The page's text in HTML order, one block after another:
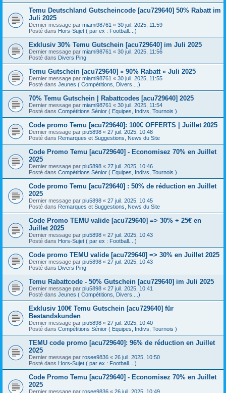
Temu Deutschland Gutscheincode [acu729640] 50% Rabatt im
Juli 2025
Dernier message par miami98761 « 30 juil. 2025, 11:59
Posté dans Hors-Sujet ( par ex : Football....)
Exklusiv 30% Temu Gutschein [acu729640] im Juli 2025
Dernier message par miami98761 « 30 juil. 2025, 11:56
Posté dans Divers Ping
Temu Gutschein [acu729640] » 90% Rabatt « Juli 2025
Dernier message par miami98761 « 30 juil. 2025, 11:55
Posté dans Jeunes ( Compétitions, Divers....)
70% Temu Gutschein | Rabattcodes [acu729640] 2025
Dernier message par miami98761 « 30 juil. 2025, 11:54
Posté dans Compétitions Sénior ( Equipes, Indivs, Tournois )
Code promo Temu [acu729640]: 100€ OFFERTS | Juillet 2025
Dernier message par piu5898 « 27 juil. 2025, 10:48
Posté dans Remarques et Suggestions, News du Site
Code Promo Temu [acu729640] - Economisez 70% en Juillet
2025
Dernier message par piu5898 « 27 juil. 2025, 10:46
Posté dans Compétitions Sénior ( Equipes, Indivs, Tournois )
Code promo Temu [acu729640] : 50% de réduction en Juillet
2025
Dernier message par piu5898 « 27 juil. 2025, 10:45
Posté dans Remarques et Suggestions, News du Site
Code Promo TEMU valide [acu729640] => 30% + 25€ en
Juillet 2025
Dernier message par piu5898 « 27 juil. 2025, 10:43
Posté dans Hors-Sujet ( par ex : Football....)
Code promo TEMU valide [acu729640] => 30% en Juillet 2025
Dernier message par piu5898 « 27 juil. 2025, 10:43
Posté dans Divers Ping
Temu Rabattcode - 50% Gutschein [acu729640] im Juli 2025
Dernier message par piu5898 « 27 juil. 2025, 10:41
Posté dans Jeunes ( Compétitions, Divers....)
Exklusiv 100€ Temu Gutschein [acu729640] für
Bestandskunden
Dernier message par piu5898 « 27 juil. 2025, 10:40
Posté dans Compétitions Sénior ( Equipes, Indivs, Tournois )
TEMU code promo [acu729640]: 96% de réduction en Juillet
2025
Dernier message par rosee9836 « 26 juil. 2025, 10:50
Posté dans Hors-Sujet ( par ex : Football....)
Code Promo Temu [acu729640] - Economisez 70% en Juillet
2025
Dernier message par rosee9836 « 26 juil. 2025, 10:49